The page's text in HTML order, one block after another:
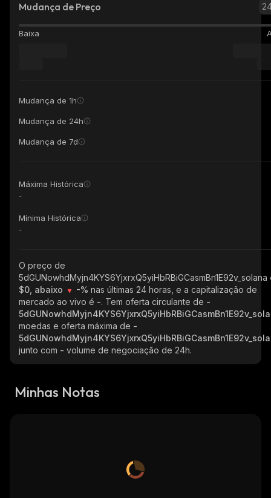
Mudança de Preço
Baixa
Mudança de 1h
Mudança de 24h
Mudança de 7d
Máxima Histórica
-
Mínima Histórica
-
O preço de
5dGUNowhdMyjn4KYS6YjxrxQ5yiHbRBiGCasmBn1E92v_solana
$0, abaixo
-% nas últimas 24 horas, e a capitalização de
mercado ao vivo é -. Tem oferta circulante de -
moedas e oferta máxima de -
junto com - volume de negociação de 24h.
Minhas Notas